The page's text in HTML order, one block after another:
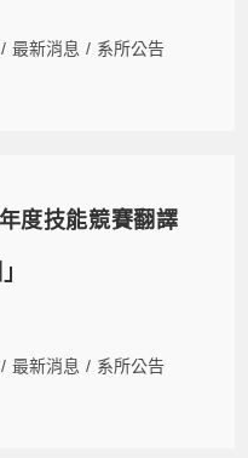
/ 最新消息 / 系所公告
度技能競賽翻譯
/ 最新消息 / 系所公告